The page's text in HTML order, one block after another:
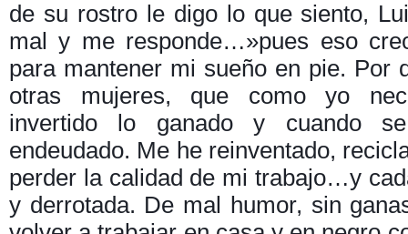
de su rostro le digo lo que siento,
mal y me responde…»pues eso
para mantener mi sueño en pie. Por
otras mujeres, que como yo
invertido lo ganado y cuando
endeudado. Me he reinventado,
perder la calidad de mi trabajo…y
y derrotada. De mal humor, sin